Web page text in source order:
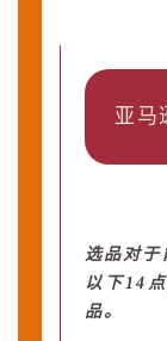
亚马
选品对于
以下14
品。